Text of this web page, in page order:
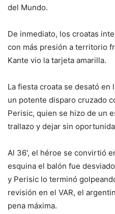
del Mundo.
De inmediato, los croatas
con más presión a territorio
Kante vio la tarjeta amarilla.
La fiesta croata se desató en
un potente disparo cruzado
Perisic, quien se hizo de un
trallazo y dejar sin
Al 36', el héroe se convirtió
esquina el balón fue
y Perisic lo terminó
revisión en el VAR, el
pena máxima.